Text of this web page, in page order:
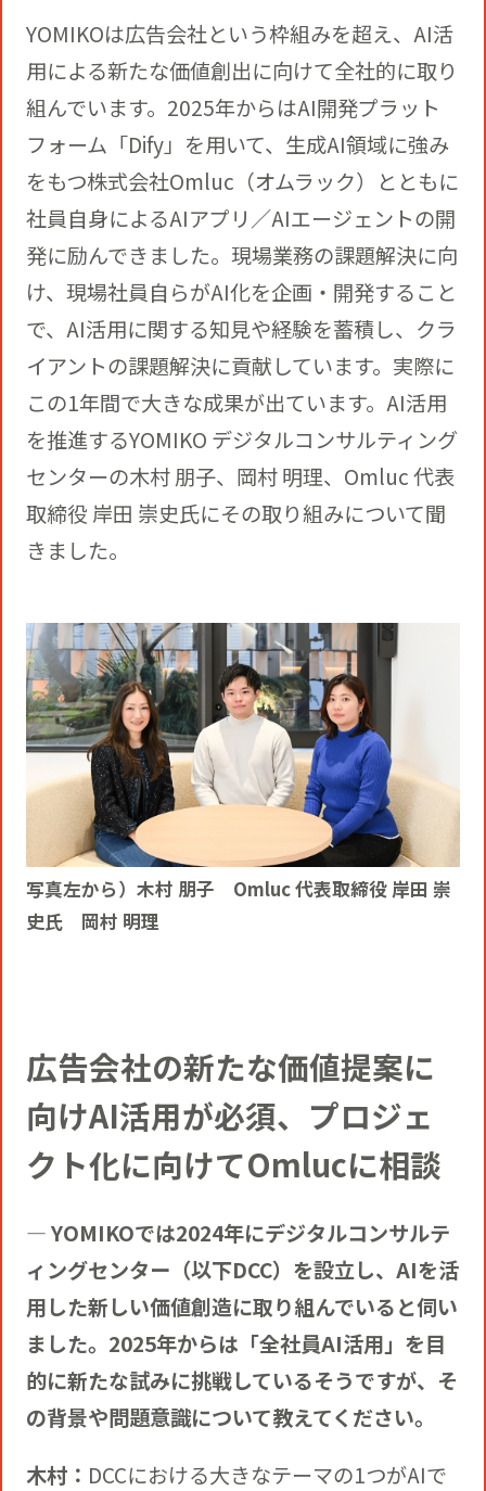
デジタルコンサルティング
ビジネスデベロップメント
マーケティング
クリエイティブ
アクティベーション
メディアビジネス
PR
方針
推進体制
環境
社会
ガバナンス
CSR
社長メッセージ
会社概要
当社の歩み
役員一覧
本社・支社アクセス
グループ会社
RECRUIT
新卒採用
通年採用
カムバック採用
障がい者採用
トップへ
YOMIKOは広告会社という枠組みを超え、AI活
用による新たな価値創出に向けて全社的に取り
組んでいます。2025年からはAI開発プラット
フォーム「Dify」を用いて、生成AI領域に強み
をもつ株式会社Omluc（オムラック）とともに
社員自身によるAIアプリ／AIエージェントの開
発に励んできました。現場業務の課題解決に向
け、現場社員自らがAI化を企画・開発すること
で、AI活用に関する知見や経験を蓄積し、クラ
イアントの課題解決に貢献しています。実際に
この1年間で大きな成果が出ています。AI活用
を推進するYOMIKO デジタルコンサルティング
センターの木村 朋子、岡村 明理、Omluc 代表
取締役 岸田 崇史氏にその取り組みについて聞
きました。
写真左から）木村 朋子 Omluc 代表取締役 岸田 崇
史氏 岡村 明理
広告会社の新たな価値提案に
向けAI活用が必須、プロジェ
クト化に向けてOmlucに相談
― YOMIKOでは2024年にデジタルコンサルテ
ィングセンター（以下DCC）を設立し、AIを活
用した新しい価値創造に取り組んでいると伺い
ました。2025年からは「全社員AI活用」を目
的に新たな試みに挑戦しているそうですが、そ
の背景や問題意識について教えてください。
木村： DCCにおける大きなテーマの1つがAIで